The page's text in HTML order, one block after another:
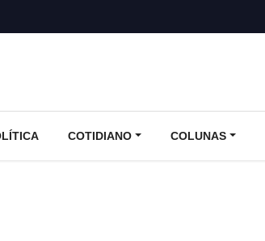
COTIDIANO COLUNAS